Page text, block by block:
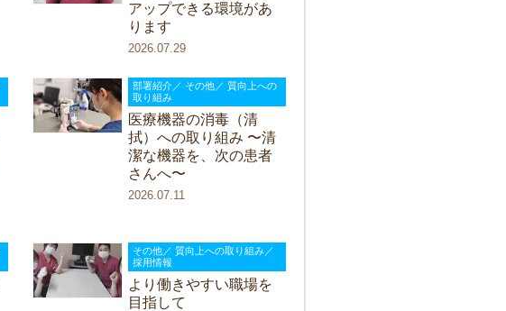
アップできる環境があ
ります
2026.07.29
部署紹介／ その他／ 質向上への
取り組み
医療機器の消毒（清
拭）への取り組み 〜清
潔な機器を、次の患者
さんへ〜
2026.07.11
その他／ 質向上への取り組み／
採用情報
より働きやすい職場を
目指して